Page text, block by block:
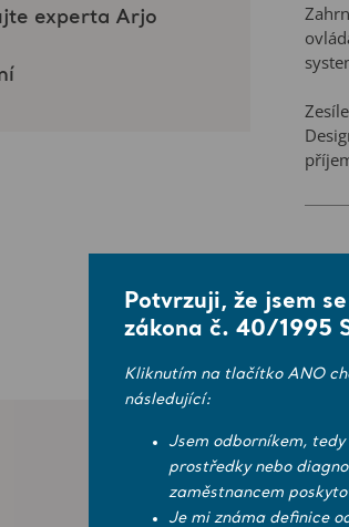
experta Arjo
a
Potvrzuji, že jsem
zákona č. 40/1995
Kliknutím na tlačítko ANO
následující:
Jsem odborníkem,
prostředky nebo
zaměstnancem
Je mi známa definice